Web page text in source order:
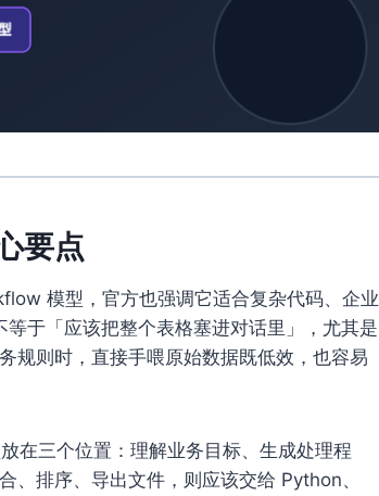
要点
模型，官方也强调它适合复杂代码、企业
于「应该把整个表格塞进对话里」，尤其是
规则时，直接手喂原始数据既低效，也容易
在三个位置：理解业务目标、生成处理程
、排序、导出文件，则应该交给 Python、